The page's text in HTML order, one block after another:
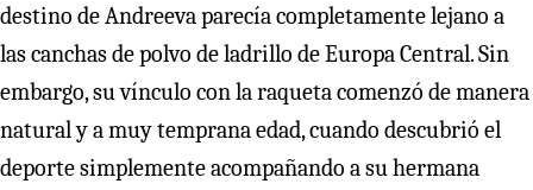
destino de Andreeva parecía completamente lejano a
las canchas de polvo de ladrillo de Europa Central. Sin
embargo, su vínculo con la raqueta comenzó de manera
natural y a muy temprana edad, cuando descubrió el
deporte simplemente acompañando a su hermana